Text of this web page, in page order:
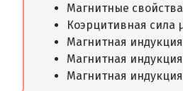
Магнитные
Коэрцитивная сила
Магнитная
Магнитная
Магнитная